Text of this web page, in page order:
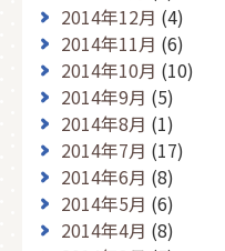
2014年12月 (4)
2014年11月 (6)
2014年10月 (10)
2014年9月 (5)
2014年8月 (1)
2014年7月 (17)
2014年6月 (8)
2014年5月 (6)
2014年4月 (8)